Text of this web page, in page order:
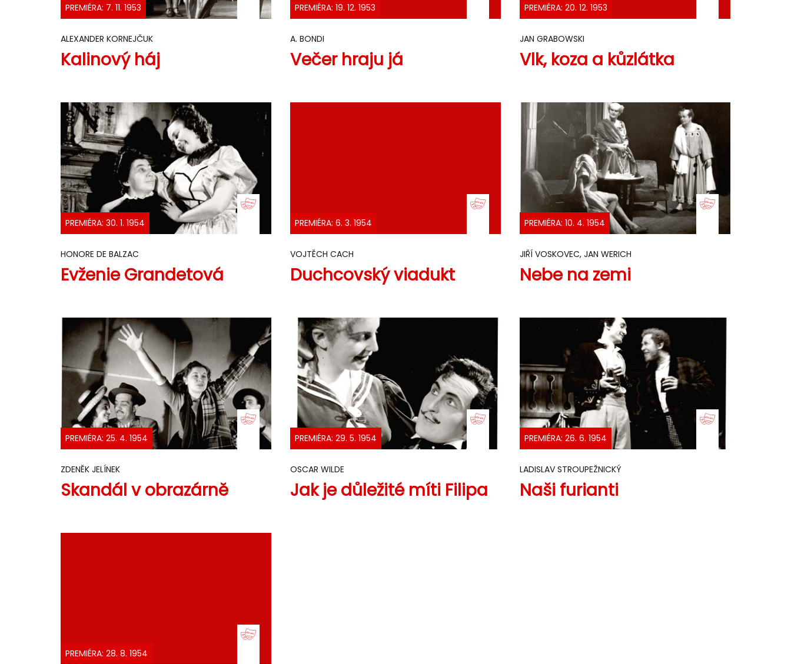
PREMIÉRA: 7. 11. 1953
ALEXANDER KORNEJČUK
Kalinový háj
PREMIÉRA: 19. 12. 1953
A. BONDI
Večer hraju já
PREMIÉRA: 20. 12. 1953
JAN GRABOWSKI
Vlk, koza a kůzlátka
PREMIÉRA: 30. 1. 1954
HONORE DE BALZAC
Evženie Grandetová
PREMIÉRA: 6. 3. 1954
VOJTĚCH CACH
Duchcovský viadukt
PREMIÉRA: 10. 4. 1954
JIŘÍ VOSKOVEC, JAN WERICH
Nebe na zemi
PREMIÉRA: 25. 4. 1954
ZDENĚK JELÍNEK
Skandál v obrazárně
PREMIÉRA: 29. 5. 1954
OSCAR WILDE
Jak je důležité míti Filipa
PREMIÉRA: 26. 6. 1954
LADISLAV STROUPEŽNICKÝ
Naši furianti
PREMIÉRA: 28. 8. 1954